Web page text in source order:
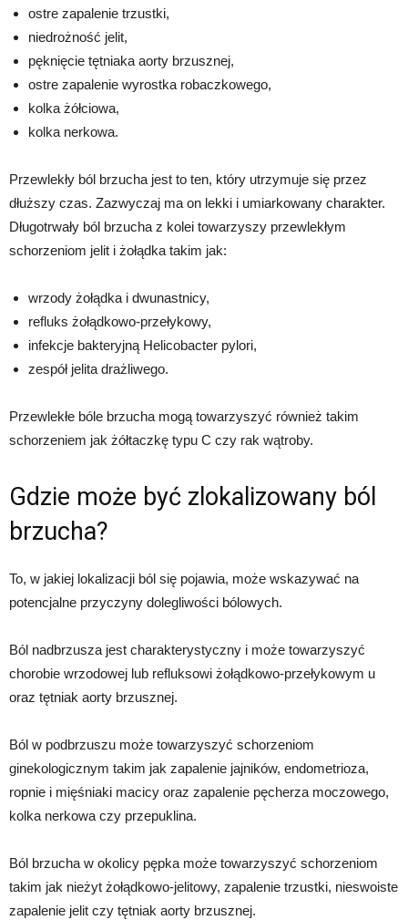
ostre zapalenie trzustki,
niedrożność jelit,
pęknięcie tętniaka aorty brzusznej,
ostre zapalenie wyrostka robaczkowego,
kolka żółciowa,
kolka nerkowa.
Przewlekły ból brzucha jest to ten, który utrzymuje się przez
dłuższy czas. Zazwyczaj ma on lekki i umiarkowany charakter.
Długotrwały ból brzucha z kolei towarzyszy przewlekłym
schorzeniom jelit i żołądka takim jak:
wrzody żołądka i dwunastnicy,
refluks żołądkowo-przełykowy,
infekcje bakteryjną Helicobacter pylori,
zespół jelita drażliwego.
Przewlekłe bóle brzucha mogą towarzyszyć również takim
schorzeniem jak żółtaczkę typu C czy rak wątroby.
Gdzie może być zlokalizowany ból
brzucha?
To, w jakiej lokalizacji ból się pojawia, może wskazywać na
potencjalne przyczyny dolegliwości bólowych.
Ból nadbrzusza jest charakterystyczny i może towarzyszyć
chorobie wrzodowej lub refluksowi żołądkowo-przełykowym u
oraz tętniak aorty brzusznej.
Ból w podbrzuszu może towarzyszyć schorzeniom
ginekologicznym takim jak zapalenie jajników, endometrioza,
ropnie i mięśniaki macicy oraz zapalenie pęcherza moczowego,
kolka nerkowa czy przepuklina.
Ból brzucha w okolicy pępka może towarzyszyć schorzeniom
takim jak nieżyt żołądkowo-jelitowy, zapalenie trzustki, nieswoiste
zapalenie jelit czy tętniak aorty brzusznej.